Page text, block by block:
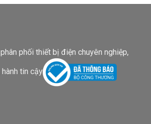
phối thiết bị điện chuyên nghiệp,
tin cậy